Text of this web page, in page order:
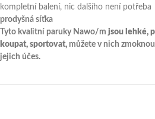
kompletní balení, nic dalšího není potřeba
prodyšná síťka
Tyto kvalitní paruky Nawo/m jsou lehké,
koupat, sportovat, můžete v nich
jejich účes.